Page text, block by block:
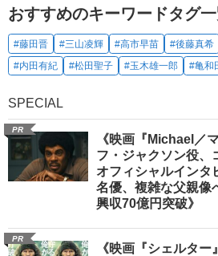
おすすめのキーワードタグ
#藤田晋 #三山凌輝 #高市早苗 #後藤真希
#内田有紀
#松田聖子 #玉木雄一郎 #亀和
SPECIAL
PR
《映画『Michael／
フ・ジャクソン役、
オフィシャルインタ
名優、複雑な父親像
興収70億円突破》
PR
《映画『シェルタ